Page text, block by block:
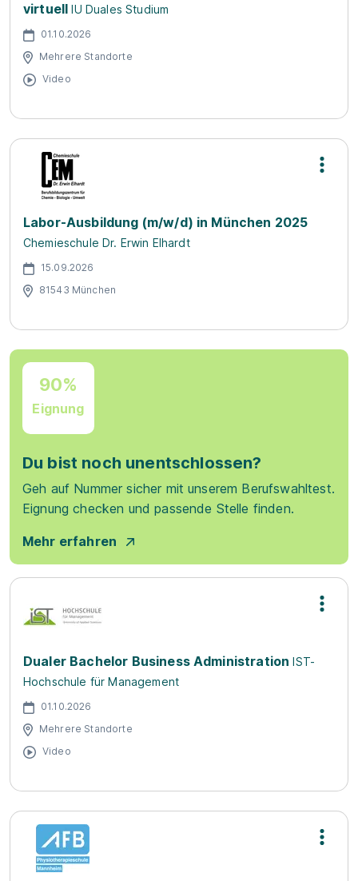
virtuell IU Duales Studium
01.10.2026
Mehrere Standorte
Video
Labor-Ausbildung (m/w/d) in München 2025
Chemieschule Dr. Erwin Elhardt
15.09.2026
81543 München
90%
Eignung
Du bist noch unentschlossen?
Geh auf Nummer sicher mit unserem Berufswahltest.
Eignung checken und passende Stelle finden.
Mehr erfahren
Dualer Bachelor Business Administration IST-
Hochschule für Management
01.10.2026
Mehrere Standorte
Video